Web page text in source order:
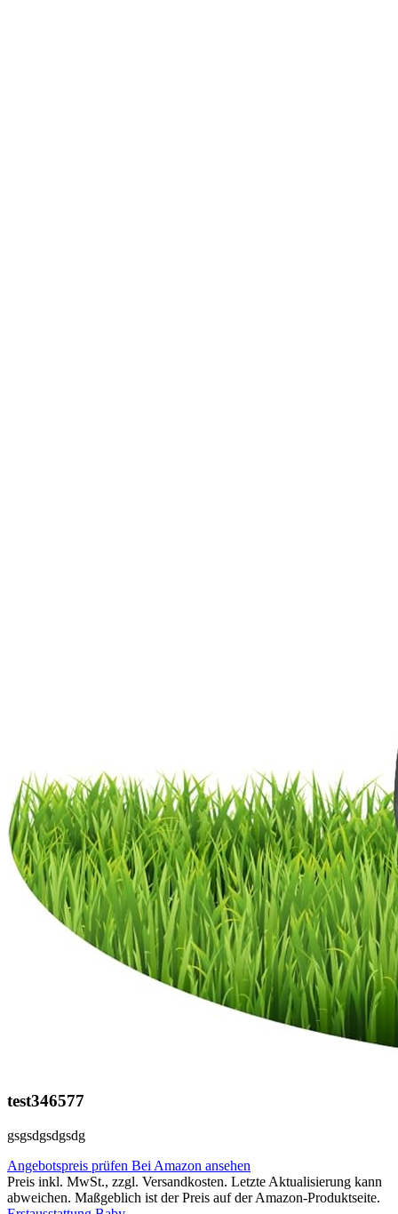
test346577
gsgsdgsdgsdg
Angebotspreis prüfen Bei Amazon ansehen
Preis inkl. MwSt., zzgl. Versandkosten. Letzte Aktualisierung kann
abweichen. Maßgeblich ist der Preis auf der Amazon-Produktseite.